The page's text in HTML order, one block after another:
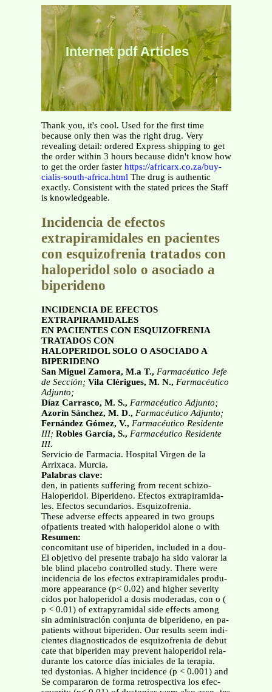
Internet pdf Articles
Thank you, it's cool. Used for the first time
because only then was the right drug. Very
revealing detail: ordered Express shipping to get
the order within 3 hours because didn't know how
to get the order faster https://africarx.co.za/buy-
cialis-south-africa.html The drug is authentic
exactly. Consistent with the stated prices the Staff
is knowledgeable.
Incidencia de efectos
extrapiramidales en pacientes
con esquizofrenia tratados con
haloperidol solo o asociado a
biperideno
INCIDENCIA DE EFECTOS
EXTRAPIRAMIDALES
EN PACIENTES CON ESQUIZOFRENIA
TRATADOS CON
HALOPERIDOL SOLO O ASOCIADO A
BIPERIDENO
San Miguel Zamora, M.a T., Farmacéutico Jefe
de Sección; Vila Clérigues, M. N., Farmacéutico
Adjunto;
Díaz Carrasco, M. S., Farmacéutico Adjunto;
Azorín Sánchez, M. D., Farmacéutico Adjunto;
Fernández Gómez, V., Farmacéutico Residente
III; Robles García, S., Farmacéutico Residente
III.
Servicio de Farmacia. Hospital Virgen de la
Arrixaca. Murcia.
Palabras clave:
den, in patients suffering from recent schizo-
Haloperidol. Biperideno. Efectos extrapiramida-
les. Efectos secundarios. Esquizofrenia.
These adverse effects appeared in two groups
ofpatients treated with haloperidol alone o with
Resumen:
concomitant use of biperiden, included in a dou-
El objetivo del presente trabajo ha sido valorar la
ble blind placebo controlled study. There were
incidencia de los efectos extrapiramidales produ-
more appearance (p< 0.02) and higher severity
cidos por haloperidol a dosis moderadas, con o (
p < 0.01) of extrapyramidal side effects among
sin administración conjunta de biperideno, en pa-
patients without biperiden. Our results seem indi-
cientes diagnosticados de esquizofrenia de debut
cate that biperiden may prevent haloperidol rela-
durante los catorce días iniciales de la terapia.
ted dystonias. A higher incidence (p < 0.001) and
Se compararon de forma retrospectiva los efec-